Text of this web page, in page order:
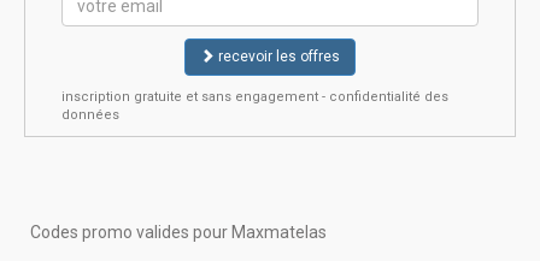
recevoir les offres
inscription gratuite et sans engagement - confidentialité des
données
Codes promo valides pour Maxmatelas